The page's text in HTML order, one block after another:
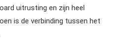
uitrusting en zijn heel
is de verbinding tussen het